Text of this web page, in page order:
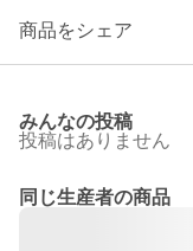
商品をシェア
みんなの投稿
投稿はありません
同じ生産者の商品